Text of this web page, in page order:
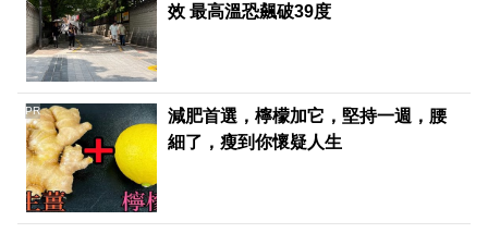
效 最高溫恐飆破39度
減肥首選，檸檬加它，堅持一週，腰
細了，瘦到你懷疑人生
PR